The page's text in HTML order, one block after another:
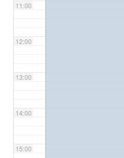
11:00
12:00
13:00
14:00
15:00